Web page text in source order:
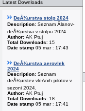
Latest Downloads
DeÅ¾urstva stolp 2024
Description: Seznam Älanov-
deÅ¾urstva v stolpu 2024.
Author: AK Ptuj
Total Downloads: 15
Date stamp 05 mar : 17:43
DeÅ¾urstva aerovlek
2024
Description: Seznam
deÅ¾urstev vleÄnih pilotov v
sezoni 2024.
Author: AK Ptuj
Total Downloads: 18
Date stamp 05 mar : 17:41